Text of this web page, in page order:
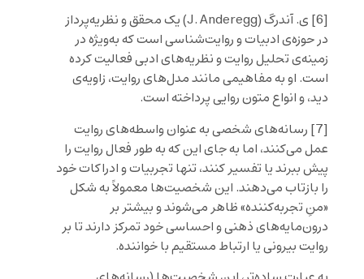
[6]
ی. آندرگ (J. Anderegg) یک محقق و نظریه‌پرداز
در حوزه‌ی ادبیات و روایت‌شناسی است که به‌ویژه در
زمینه‌ی تحلیل روایت و نظریه‌های ادبی فعالیت کرده
است. او به مفاهیمی مانند مدل‌های روایت، زاویه‌ی
دید، و انواع متون روایی پرداخته است.
[7]
رسانه‌های شخصی به عنوان واسطه‌های روایت
عمل می‌کنند، اما به جای این که به طور فعال روایت را
پیش ببرند یا تفسیر کنند، تنها تجربیات و ادراکات خود
را بازتاب می‌دهند. این شخصیت‌ها معمولاً به شکل
«منِ تجربه‌کننده» ظاهر می‌شوند و بیشتر بر
درون‌مایه‌های ذهنی و احساسی خود تمرکز دارند تا بر
روایت بیرونی یا ارتباط مستقیم با خواننده.